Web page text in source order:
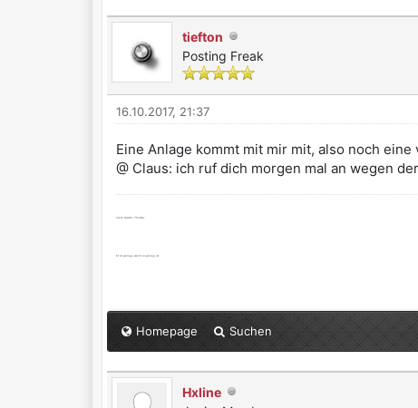
tiefton
Posting Freak
16.10.2017, 21:37
Eine Anlage kommt mit mir mit, also noch
@ Claus: ich ruf dich morgen mal an wegen
Viele Grüße, Thomas
Es ist genug, wenn es genug ist.
Homepage Suchen
Hxline